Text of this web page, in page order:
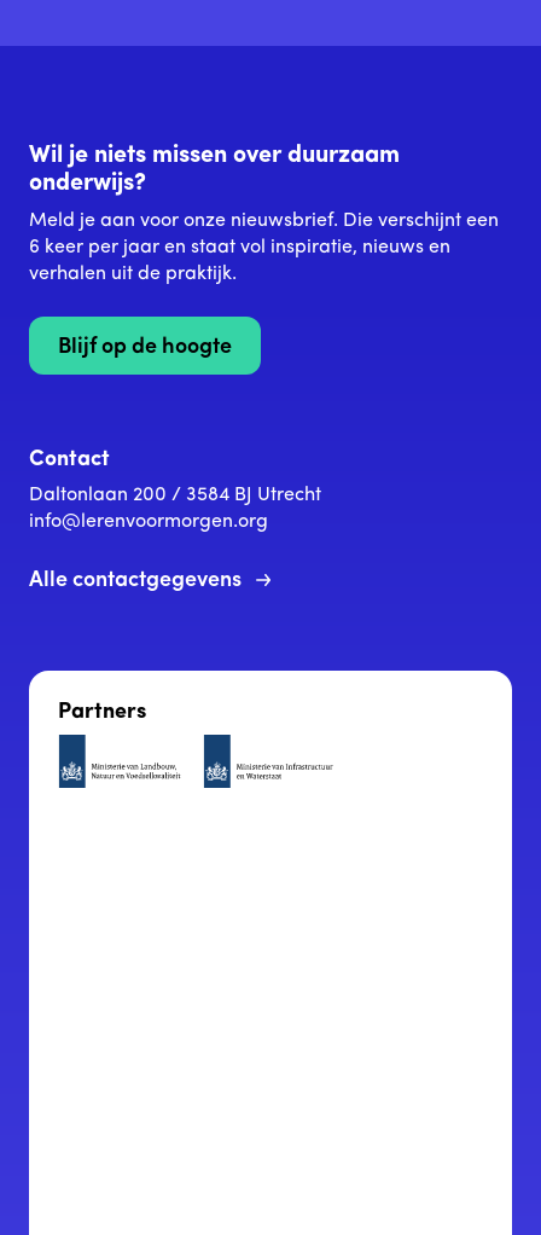
Wil je niets missen over duurzaam
onderwijs?
Meld je aan voor onze nieuwsbrief. Die verschijnt een
6 keer per jaar en staat vol inspiratie, nieuws en
verhalen uit de praktijk.
Blijf op de hoogte
Contact
Daltonlaan 200 / 3584 BJ Utrecht
info@lerenvoormorgen.org
Alle contactgegevens
Partners